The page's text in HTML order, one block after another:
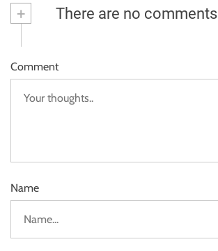
+ There are no comments
Comment
Name